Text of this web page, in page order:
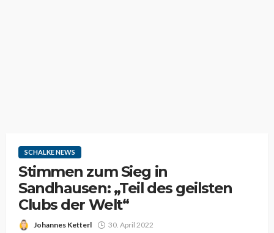
SCHALKE NEWS
Stimmen zum Sieg in
Sandhausen: „Teil des geilsten
Clubs der Welt“
Johannes Ketterl 30. April 2022